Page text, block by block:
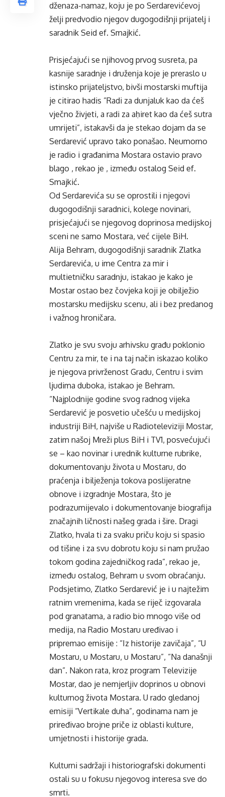
dženaza-namaz, koju je po Serdarevićevoj
želji predvodio njegov dugogodišnji prijatelj i
saradnik Seid ef. Smajkić.
Prisjećajući se njihovog prvog susreta, pa
kasnije saradnje i druženja koje je preraslo u
istinsko prijateljstvo, bivši mostarski muftija
je citirao hadis ”Radi za dunjaluk kao da ćeš
vječno živjeti, a radi za aḥiret kao da ćeš sutra
umrijeti”, istakavši da je stekao dojam da se
Serdarević upravo tako ponašao. Neumorno
je radio i građanima Mostara ostavio pravo
blago , rekao je , između ostalog Seid ef.
Smajkić.
Od Serdarevića su se oprostili i njegovi
dugogodišnji saradnici, kolege novinari,
prisjećajući se njegovog doprinosa medijskoj
sceni ne samo Mostara, već cijele BiH.
Alija Behram, dugogodišnji saradnik Zlatka
Serdarevića, u ime Centra za mir i
multietničku saradnju, istakao je kako je
Mostar ostao bez čovjeka koji je obilježio
mostarsku medijsku scenu, ali i bez predanog
i važnog hroničara.
Zlatko je svu svoju arhivsku građu poklonio
Centru za mir, te i na taj način iskazao koliko
je njegova privrženost Gradu, Centru i svim
ljudima duboka, istakao je Behram.
“Najplodnije godine svog radnog vijeka
Serdarević je posvetio učešću u medijskoj
industriji BiH, najviše u Radioteleviziji Mostar,
zatim našoj Mreži plus BiH i TV1, posvećujući
se – kao novinar i urednik kulturne rubrike,
dokumentovanju života u Mostaru, do
praćenja i bilježenja tokova poslijeratne
obnove i izgradnje Mostara, što je
podrazumijevalo i dokumentovanje biografija
značajnih ličnosti našeg grada i šire. Dragi
Zlatko, hvala ti za svaku priču koju si spasio
od tišine i za svu dobrotu koju si nam pružao
tokom godina zajedničkog rada”, rekao je,
između ostalog, Behram u svom obraćanju.
Podsjetimo, Zlatko Serdarević je i u najtežim
ratnim vremenima, kada se riječ izgovarala
pod granatama, a radio bio mnogo više od
medija, na Radio Mostaru uređivao i
pripremao emisije : “Iz historije zavičaja”, “U
Mostaru, u Mostaru, u Mostaru”, “Na današnji
dan”. Nakon rata, kroz program Televizije
Mostar, dao je nemjerljiv doprinos u obnovi
kulturnog života Mostara. U rado gledanoj
emisiji “Vertikale duha”, godinama nam je
priređivao brojne priče iz oblasti kulture,
umjetnosti i historije grada.
Kulturni sadržaji i historiografski dokumenti
ostali su u fokusu njegovog interesa sve do
smrti.